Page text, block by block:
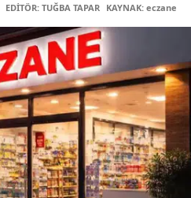
EDİTÖR: TUĞBA TAPAR KAYNAK: eczane